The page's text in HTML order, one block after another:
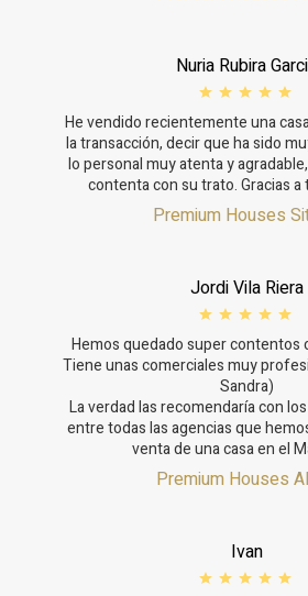
Nuria Rubira
He vendido recientemente una
la transacción, decir que ha sido
lo personal muy atenta y
contenta con su trato. Gracias a
Premium Houses
Jordi Vila Riera
Hemos quedado super contentos
Tiene unas comerciales muy
Sandra)
La verdad las recomendaría con
entre todas las agencias que
venta de una casa en el
Premium Houses
Ivan